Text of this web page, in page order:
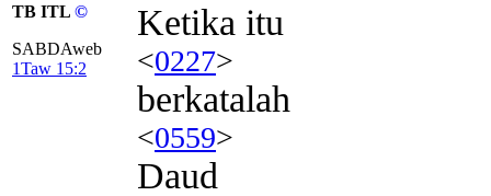
TB ITL ©
SABDAweb
1Taw 15:2
Ketika itu
<0227>
berkatalah
<0559>
Daud